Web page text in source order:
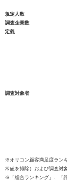
規定人数
調査企業数
定義
調査対象者
※オリコン顧客満足度ラン
常値を排除）および調査対
※「総合ランキング」、「